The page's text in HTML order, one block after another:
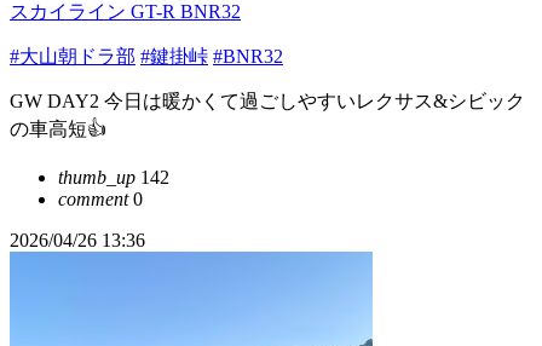
スカイライン GT-R BNR32
#大山朝ドラ部 #鍵掛峠 #BNR32
GW DAY2 今日は暖かくて過ごしやすいレクサス&シビック
の車高短👍
thumb_up 142
comment0
2026/04/26 13:36